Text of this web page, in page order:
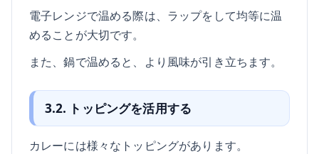
電子レンジで温める際は、ラップをして均等に温
めることが大切です。
また、鍋で温めると、より風味が引き立ちます。
3.2. トッピングを活用する
カレーには様々なトッピングがあります。